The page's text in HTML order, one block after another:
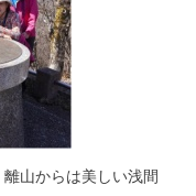
山からは美しい浅間